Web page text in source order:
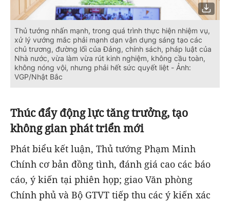
Thủ tướng nhấn mạnh, trong quá trình thực hiện nhiệm vụ,
xử lý vướng mắc phải mạnh dạn vận dụng sáng tạo các
chủ trương, đường lối của Đảng, chính sách, pháp luật của
Nhà nước, vừa làm vừa rút kinh nghiệm, không cầu toàn,
không nóng vội, nhưng phải hết sức quyết liệt - Ảnh:
VGP/Nhật Bắc
Thúc đẩy động lực tăng trưởng, tạo
không gian phát triển mới
Phát biểu kết luận, Thủ tướng Phạm Minh
Chính cơ bản đồng tình, đánh giá cao các báo
cáo, ý kiến tại phiên họp; giao Văn phòng
Chính phủ và Bộ GTVT tiếp thu các ý kiến xác